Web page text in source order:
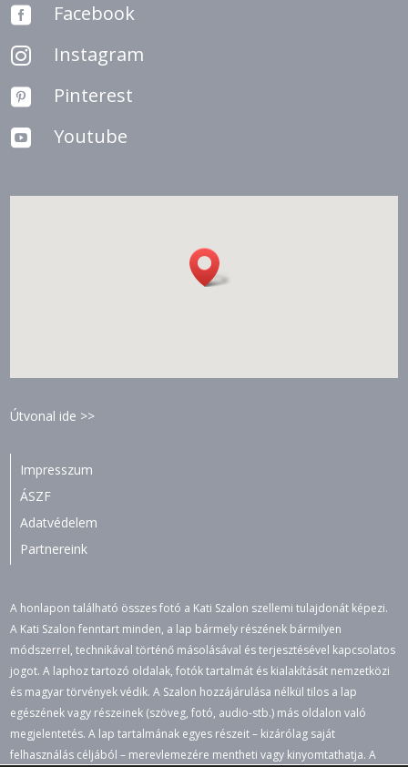
 Facebook
 Instagram
 Pinterest
 Youtube
Útvonal ide >>
Impresszum
ÁSZF
Adatvédelem
Partnereink
A honlapon található összes fotó a Kati Szalon szellemi tulajdonát képezi.
A Kati Szalon fenntart minden, a lap bármely részének bármilyen
módszerrel, technikával történő másolásával és terjesztésével kapcsolatos
jogot. A laphoz tartozó oldalak, fotók tartalmát és kialakítását nemzetközi
és magyar törvények védik. A Szalon hozzájárulása nélkül tilos a lap
egészének vagy részeinek (szöveg, fotó, audio-stb.) más oldalon való
megjelentetés. A lap tartalmának egyes részeit – kizárólag saját
felhasználás céljából – merevlemezére mentheti vagy kinyomtathatja. A